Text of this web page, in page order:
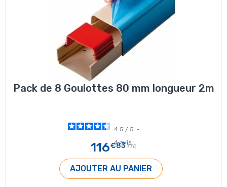
Pack de 8 Goulottes 80 mm longueur 2m
4.5 / 5 -
4avis
116€83 TTC
AJOUTER AU PANIER